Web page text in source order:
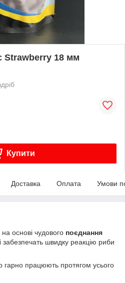
Strawberry 18 мм
Купити
Доставка Оплата Умови
основі чудового поєднання
забезпечать швидку реакцію риби
гарно працюють протягом усього